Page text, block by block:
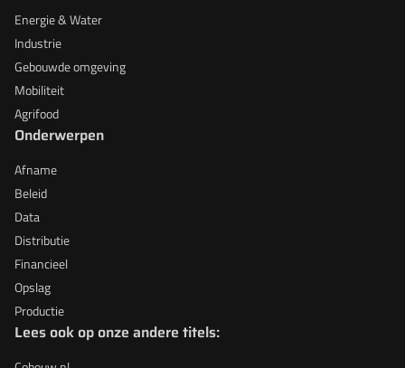
Energie & Water
Industrie
Gebouwde omgeving
Mobiliteit
Agrifood
Onderwerpen
Afname
Beleid
Data
Distributie
Financieel
Opslag
Productie
Lees ook op onze andere titels: